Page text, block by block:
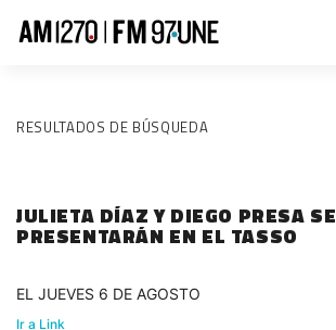
RESULTADOS DE BÚSQUEDA
JULIETA DÍAZ Y DIEGO PRESA SE
PRESENTARÁN EN EL TASSO
EL JUEVES 6 DE AGOSTO
Ir a Link